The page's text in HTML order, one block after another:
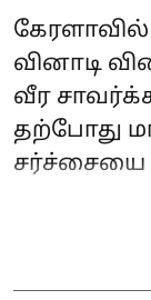
வினாடி
வீர
தற்போது
சர்ச்சையை